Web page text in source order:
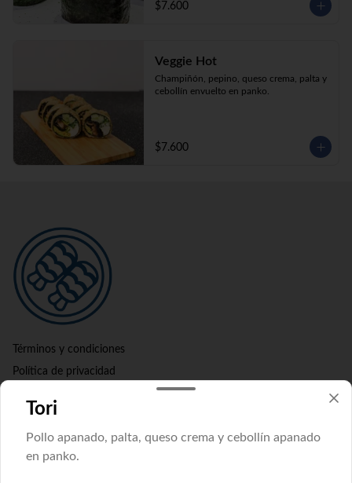
$7.600
Veggie Hot
Champiñón, pepino, queso crema, palta y
cebollín envuelto en panko.
$7.600
Términos y condiciones
Política de privacidad
Redes sociales
Instagram
Tori
Pollo apanado, palta, queso crema y cebollín apanado
en panko.